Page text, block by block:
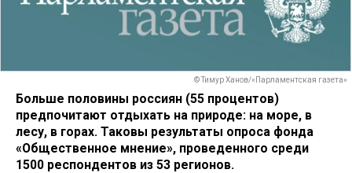
© Тимур Ханов/«Парламентская газета»
Больше половины россиян (55 процентов)
предпочитают отдыхать на природе: на море, в
лесу, в горах. Таковы результаты опроса фонда
«Общественное мнение», проведенного среди
1500 респондентов из 53 регионов.